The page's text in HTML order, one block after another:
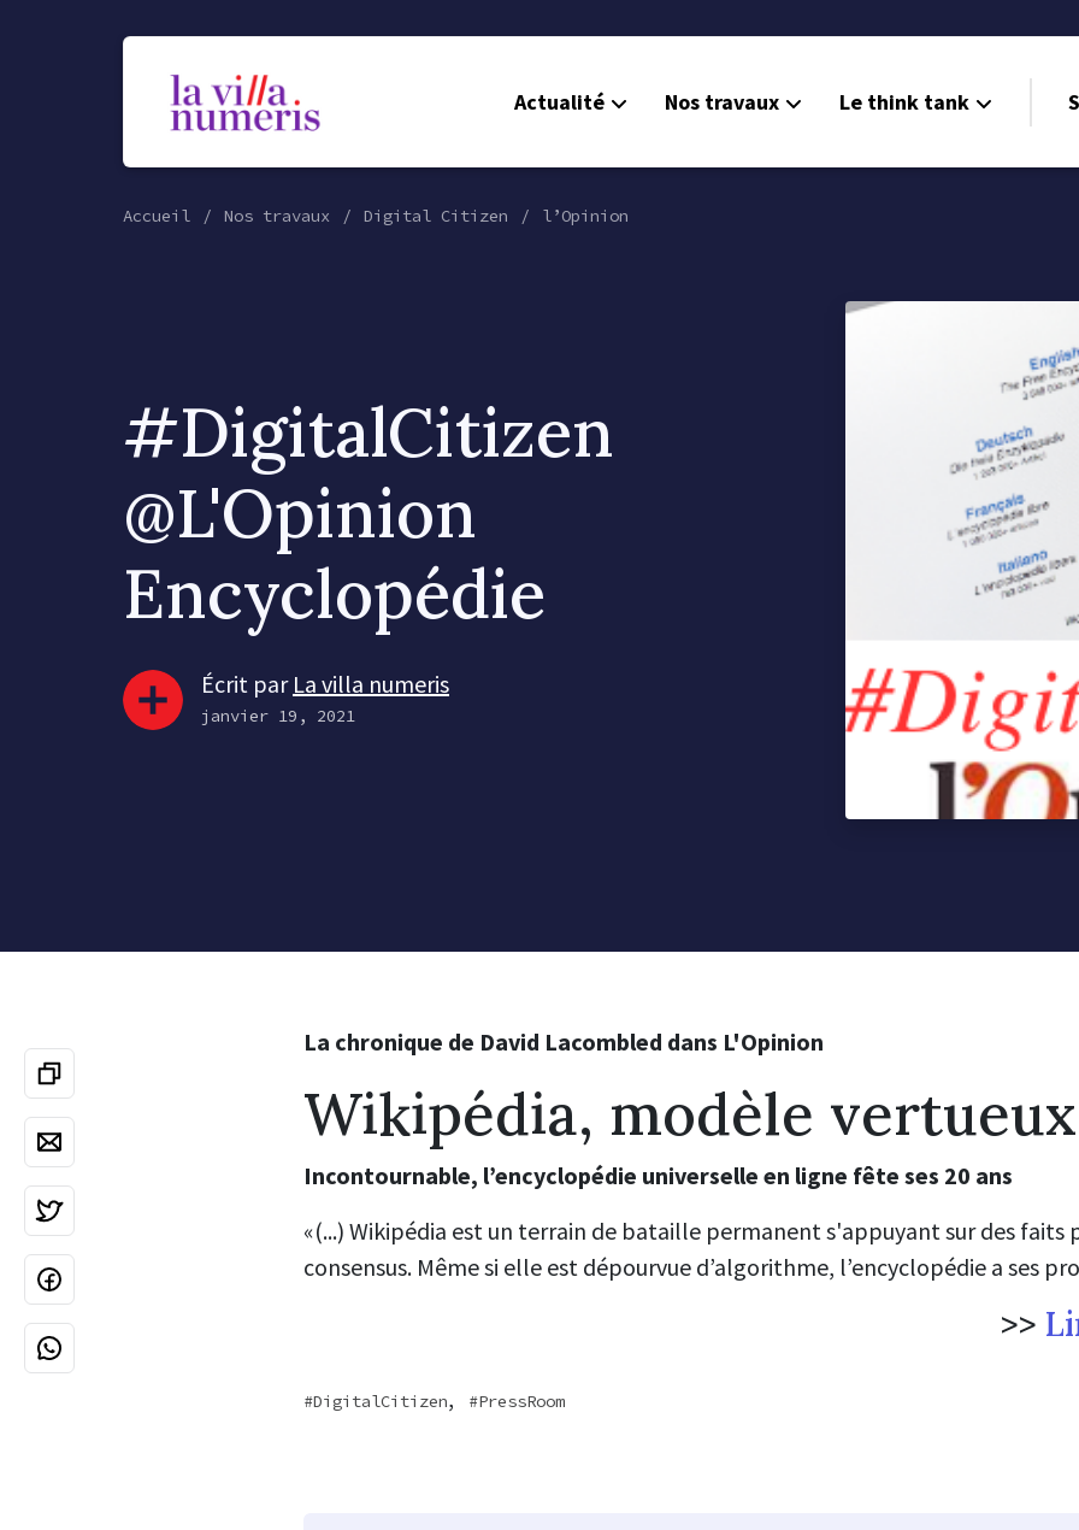
Actualité Nos travaux Le think tank
Accueil Nos travaux Digital Citizen l’Opinion
#DigitalCitizen
@L'Opinion
Encyclopédie
Écrit par La villa numeris
janvier 19, 2021
La chronique de David Lacombled dans L'Opinion
Wikipédia, modèle vertueux
Incontournable, l’encyclopédie universelle en ligne fête ses 20 ans
«(...) Wikipédia est un terrain de bataille permanent s'appuyant sur des faits
consensus. Même si elle est dépourvue d’algorithme, l’encyclopédie a ses
>>
DigitalCitizen, PressRoom